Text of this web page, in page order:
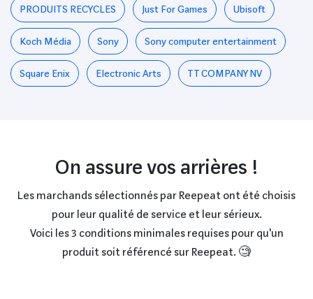
PRODUITS RECYCLES Just For Games Ubisoft
Koch Média Sony Sony computer entertainment
Square Enix Electronic Arts TT COMPANY NV
On assure vos arrières !
Les marchands sélectionnés par Reepeat ont été choisis
pour leur qualité de service et leur sérieux.
Voici les 3 conditions minimales requises pour qu'un
produit soit référencé sur Reepeat. 🧐